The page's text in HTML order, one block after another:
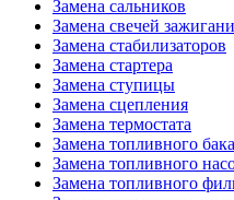
Замена сальников
Замена свечей
Замена стабилизаторов
Замена стартера
Замена ступицы
Замена сцепления
Замена термостата
Замена топливного бака
Замена топливного
Замена топливного